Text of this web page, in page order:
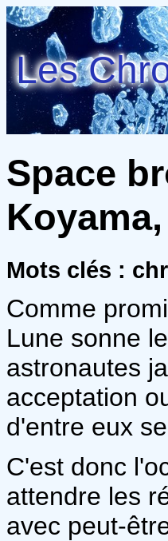
Les
Space
Mots clés :
Comme
Lune sonne
astronautes
acceptation
d'entre eux
C'est donc
attendre les
avec peut-